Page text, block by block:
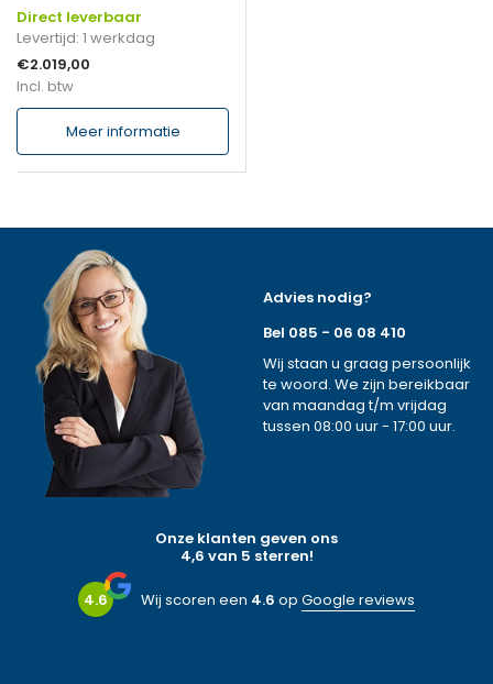
Direct leverbaar
Levertijd: 1 werkdag
€2.019,00
Incl. btw
Meer informatie
Advies nodig?
Bel 085 - 06 08 410
Wij staan u graag persoonlijk
te woord. We zijn bereikbaar
van maandag t/m vrijdag
tussen 08:00 uur - 17:00 uur.
Onze klanten geven ons
4,6 van 5 sterren!
4.6 Wij scoren een 4.6 op Google reviews